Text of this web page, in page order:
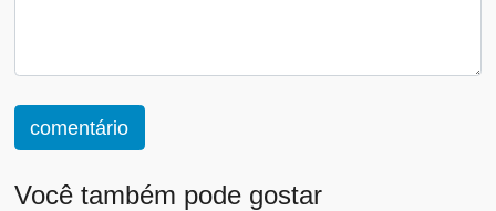
comentário
Você também pode gostar